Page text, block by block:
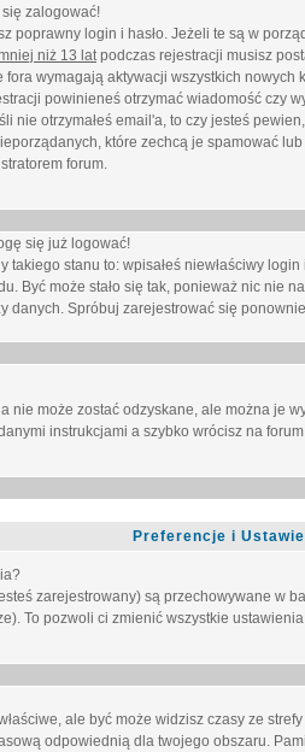
zalogować!
poprawny login i hasło. Jeżeli te są w
niż 13 latpodczas rejestracji musisz
fora wymagają aktywacji wszystkich
powinieneś otrzymać wiadomość czy
nie otrzymałeś email'a, to czy jesteś
które zechcą je spamować
forum.
się już logować!
stanu to: wpisałeś niewłaściwy
Być może stało się tak, ponieważ nic nie
danych. Spróbuj zarejestrować się
nie może zostać odzyskane, ale można je
instrukcjami a szybko wrócisz na forum
Preferencje i
zarejestrowany) są przechowywane w
To pozwoli ci zmienić wszystkie
ale być może widzisz czasy ze
odpowiednią dla twojego obszaru.